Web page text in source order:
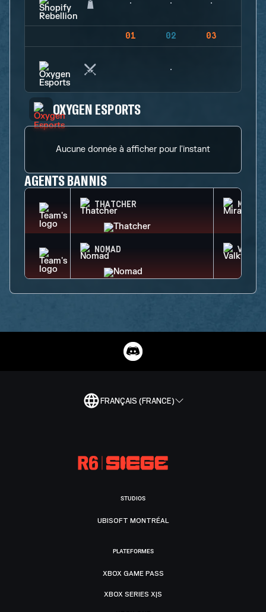
01 02 03
OXYGEN ESPORTS
Aucune donnée à afficher pour l'instant
AGENTS BANNIS
THATCHER MIRA
NOMAD
FRANÇAIS (FRANCE)
STUDIOS
UBISOFT MONTRÉAL
PLATEFORMES
XBOX GAME PASS
XBOX SERIES X|S